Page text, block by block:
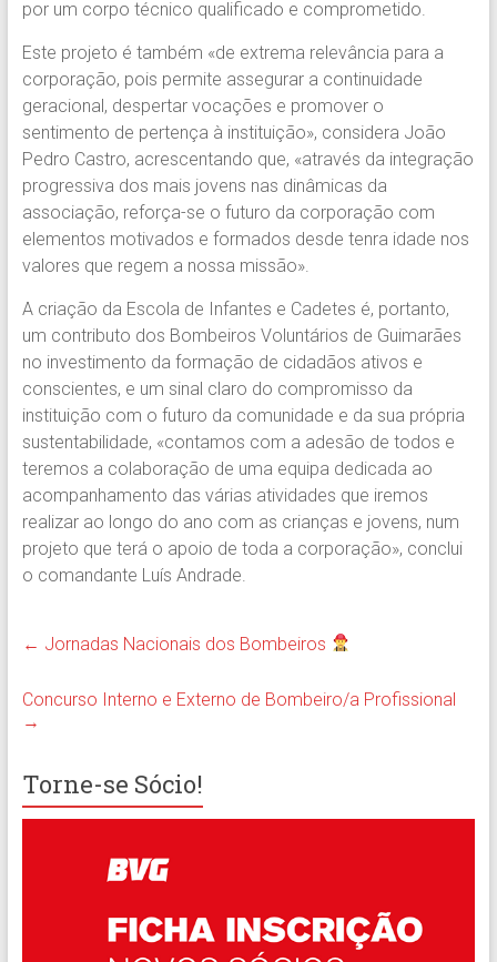
por um corpo técnico qualificado e comprometido.
Este projeto é também «de extrema relevância para a
corporação, pois permite assegurar a continuidade
geracional, despertar vocações e promover o
sentimento de pertença à instituição», considera João
Pedro Castro, acrescentando que, «através da integração
progressiva dos mais jovens nas dinâmicas da
associação, reforça-se o futuro da corporação com
elementos motivados e formados desde tenra idade nos
valores que regem a nossa missão».
A criação da Escola de Infantes e Cadetes é, portanto,
um contributo dos Bombeiros Voluntários de Guimarães
no investimento da formação de cidadãos ativos e
conscientes, e um sinal claro do compromisso da
instituição com o futuro da comunidade e da sua própria
sustentabilidade, «contamos com a adesão de todos e
teremos a colaboração de uma equipa dedicada ao
acompanhamento das várias atividades que iremos
realizar ao longo do ano com as crianças e jovens, num
projeto que terá o apoio de toda a corporação», conclui
o comandante Luís Andrade.
← Jornadas Nacionais dos Bombeiros
Concurso Interno e Externo de Bombeiro/a Profissional
→
Torne-se Sócio!